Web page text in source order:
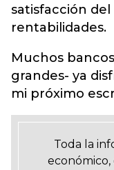
satisfacción
rentabilidades.
Muchos
grandes- ya
mi próximo
Toda la